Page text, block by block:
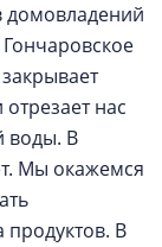
домовладений
нас
воды. В
Мы окажемся
В